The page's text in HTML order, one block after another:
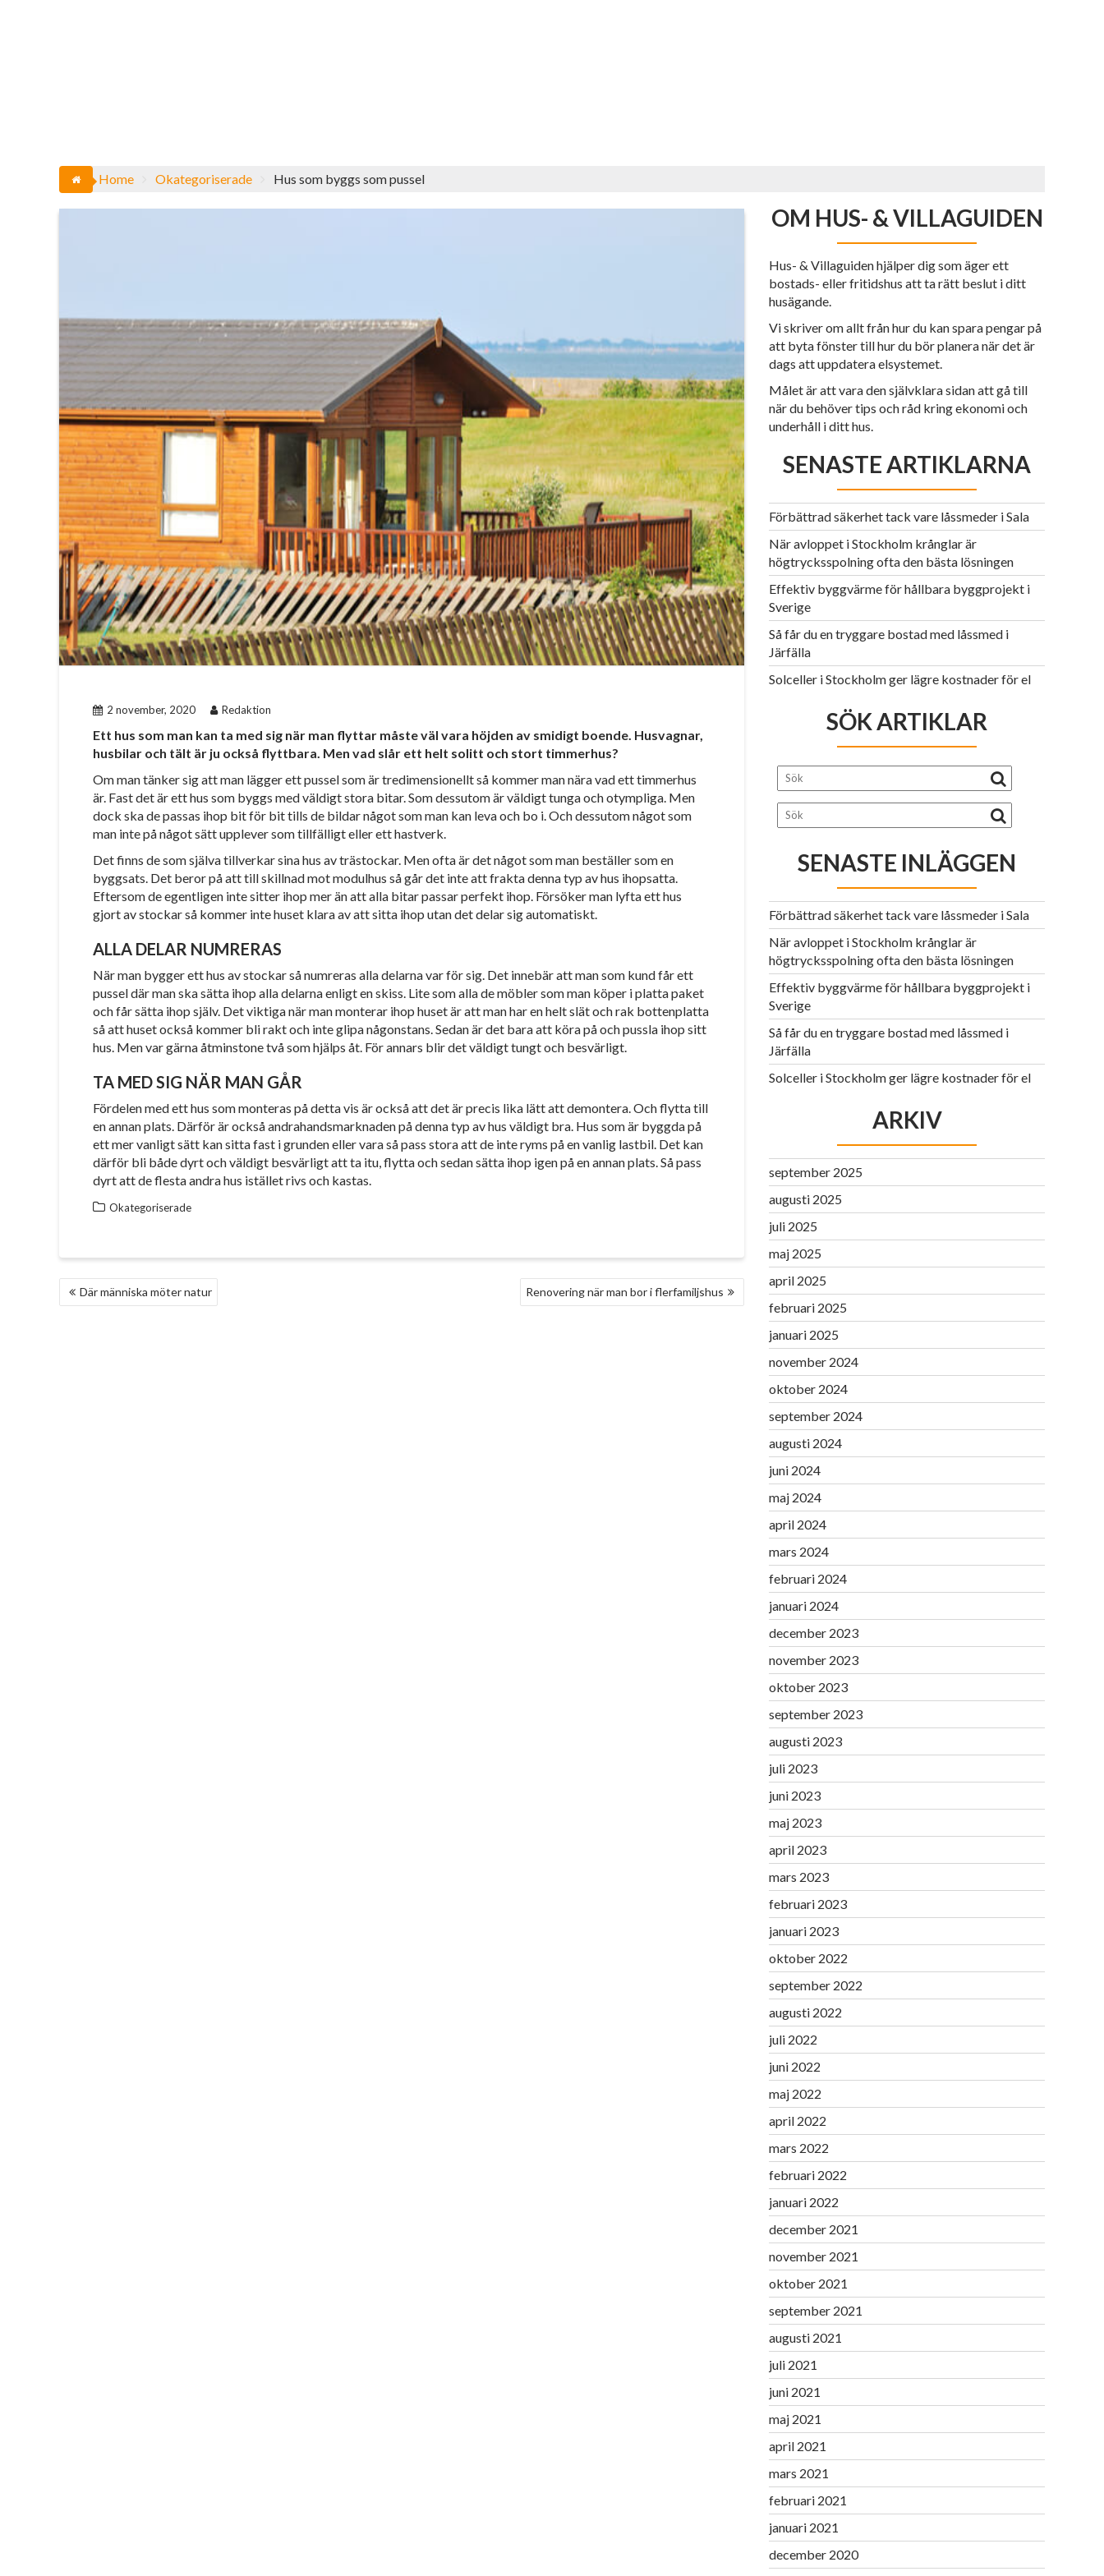
Home Okategoriserade Hus som byggs som pussel
2 november, 2020 Redaktion
Ett hus som man kan ta med sig när man flyttar måste väl vara höjden av smidigt boende. Husvagnar,
husbilar och tält är ju också flyttbara. Men vad slår ett helt solitt och stort timmerhus?
Om man tänker sig att man lägger ett pussel som är tredimensionellt så kommer man nära vad ett timmerhus
är. Fast det är ett hus som byggs med väldigt stora bitar. Som dessutom är väldigt tunga och otympliga. Men
dock ska de passas ihop bit för bit tills de bildar något som man kan leva och bo i. Och dessutom något som
man inte på något sätt upplever som tillfälligt eller ett hastverk.
Det finns de som själva tillverkar sina hus av trästockar. Men ofta är det något som man beställer som en
byggsats. Det beror på att till skillnad mot modulhus så går det inte att frakta denna typ av hus ihopsatta.
Eftersom de egentligen inte sitter ihop mer än att alla bitar passar perfekt ihop. Försöker man lyfta ett hus
gjort av stockar så kommer inte huset klara av att sitta ihop utan det delar sig automatiskt.
ALLA DELAR NUMRERAS
När man bygger ett hus av stockar så numreras alla delarna var för sig. Det innebär att man som kund får ett
pussel där man ska sätta ihop alla delarna enligt en skiss. Lite som alla de möbler som man köper i platta paket
och får sätta ihop själv. Det viktiga när man monterar ihop huset är att man har en helt slät och rak bottenplatta
så att huset också kommer bli rakt och inte glipa någonstans. Sedan är det bara att köra på och pussla ihop sitt
hus. Men var gärna åtminstone två som hjälps åt. För annars blir det väldigt tungt och besvärligt.
TA MED SIG NÄR MAN GÅR
Fördelen med ett hus som monteras på detta vis är också att det är precis lika lätt att demontera. Och flytta till
en annan plats. Därför är också andrahandsmarknaden på denna typ av hus väldigt bra. Hus som är byggda på
ett mer vanligt sätt kan sitta fast i grunden eller vara så pass stora att de inte ryms på en vanlig lastbil. Det kan
därför bli både dyrt och väldigt besvärligt att ta itu, flytta och sedan sätta ihop igen på en annan plats. Så pass
dyrt att de flesta andra hus istället rivs och kastas.
Okategoriserade
INLÄGGSNAVIGERING
Där människa möter natur Renovering när man bor i flerfamiljshus
OM HUS- & VILLAGUIDEN
Hus- & Villaguiden hjälper dig som äger ett
bostads- eller fritidshus att ta rätt beslut i ditt
husägande.
Vi skriver om allt från hur du kan spara pengar på
att byta fönster till hur du bör planera när det är
dags att uppdatera elsystemet.
Målet är att vara den självklara sidan att gå till
när du behöver tips och råd kring ekonomi och
underhåll i ditt hus.
SENASTE ARTIKLARNA
Förbättrad säkerhet tack vare låssmeder i Sala
När avloppet i Stockholm krånglar är
högtrycksspolning ofta den bästa lösningen
Effektiv byggvärme för hållbara byggprojekt i
Sverige
Så får du en tryggare bostad med låssmed i
Järfälla
Solceller i Stockholm ger lägre kostnader för el
SÖK ARTIKLAR
SENASTE INLÄGGEN
Förbättrad säkerhet tack vare låssmeder i Sala
När avloppet i Stockholm krånglar är
högtrycksspolning ofta den bästa lösningen
Effektiv byggvärme för hållbara byggprojekt i
Sverige
Så får du en tryggare bostad med låssmed i
Järfälla
Solceller i Stockholm ger lägre kostnader för el
ARKIV
september 2025
augusti 2025
juli 2025
maj 2025
april 2025
februari 2025
januari 2025
november 2024
oktober 2024
september 2024
augusti 2024
juni 2024
maj 2024
april 2024
mars 2024
februari 2024
januari 2024
december 2023
november 2023
oktober 2023
september 2023
augusti 2023
juli 2023
juni 2023
maj 2023
april 2023
mars 2023
februari 2023
januari 2023
oktober 2022
september 2022
augusti 2022
juli 2022
juni 2022
maj 2022
april 2022
mars 2022
februari 2022
januari 2022
december 2021
november 2021
oktober 2021
september 2021
augusti 2021
juli 2021
juni 2021
maj 2021
april 2021
mars 2021
februari 2021
januari 2021
december 2020